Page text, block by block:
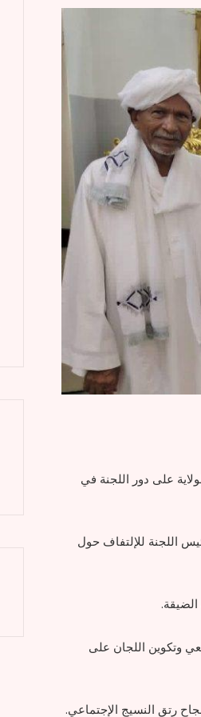
على دور اللجنة في
اللجنة للإلتفاف حول
وتكوين اللجان على
رتق النسيج الإجتماعي.